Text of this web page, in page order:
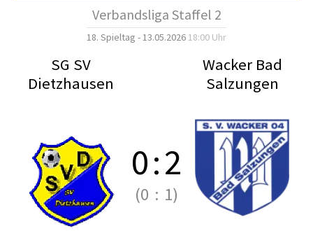
Verbandsliga Staffel 2
18. Spieltag - 13.05.2026 18:00 Uhr
SG SV
Dietzhausen
Wacker Bad
Salzungen
0:2
(0 : 1)